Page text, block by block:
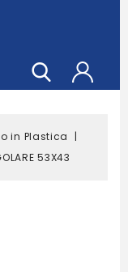
in Plastica
53X43